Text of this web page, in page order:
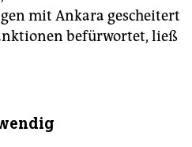
mit Ankara gescheitert
befürwortet, ließ